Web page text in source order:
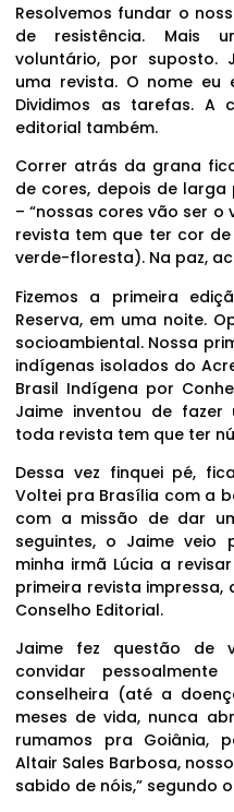
Resolvemos fundar o
de resistência. Mais
voluntário, por suposto.
uma revista. O nome eu
Dividimos as tarefas. A
editorial também.
Correr atrás da grana
de cores, depois de
– “nossas cores vão ser
revista tem que ter cor
verde-floresta). Na paz,
Fizemos a primeira
Reserva, em uma noite.
socioambiental. Nossa
indígenas isolados do
Brasil Indígena por
Jaime inventou de fazer
toda revista tem que ter
Dessa vez finquei pé,
Voltei pra Brasília com a
com a missão de dar
seguintes, o Jaime veio
minha irmã Lúcia a
primeira revista
Conselho Editorial.
Jaime fez questão de
convidar
conselheira (até a
meses de vida, nunca
rumamos pra Goiânia,
Altair Sales Barbosa,
sabido de nóis,” segundo